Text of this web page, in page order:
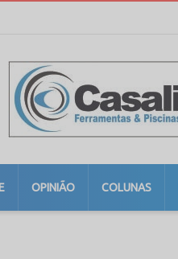
OPINIÃO COLUNAS